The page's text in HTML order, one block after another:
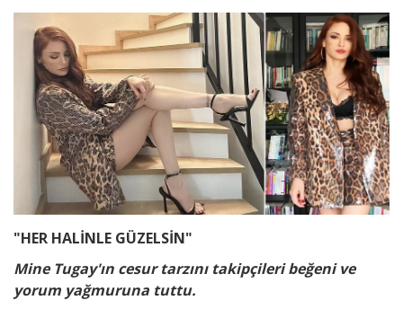
"HER HALİNLE GÜZELSİN"
Mine Tugay'ın cesur tarzını takipçileri beğeni ve
yorum yağmuruna tuttu.